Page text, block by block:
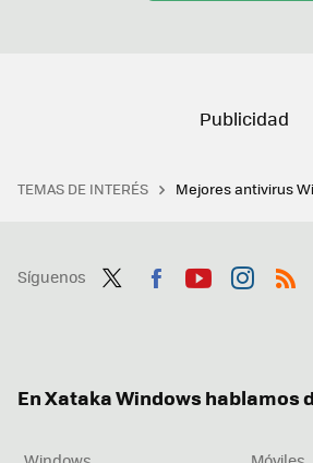
TEMAS DE INTERÉS Mejores antivirus
Síguenos
En Xataka Windows hablamos